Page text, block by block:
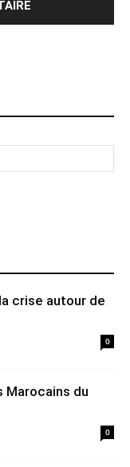
crise autour de
0
Marocains du
0